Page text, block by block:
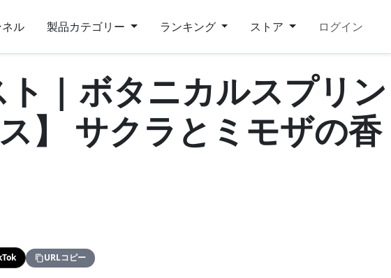
ル 製品カテゴリー ランキング ストア ログイン
| ボタニカルスプリン
】 サクラとミモザの香
URLコピー